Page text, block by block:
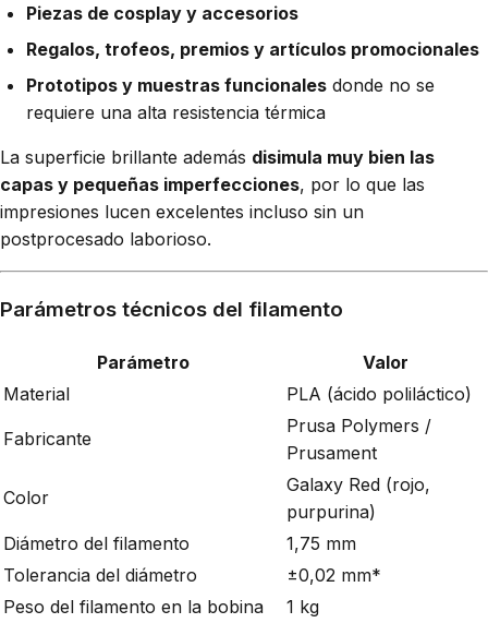
Piezas de cosplay y accesorios
Regalos, trofeos, premios y artículos promocionales
Prototipos y muestras funcionales donde no se
requiere una alta resistencia térmica
La superficie brillante además disimula muy bien las
capas y pequeñas imperfecciones, por lo que las
impresiones lucen excelentes incluso sin un
postprocesado laborioso.
Parámetros técnicos del filamento
Parámetro
Valor
Material
PLA (ácido poliláctico)
Fabricante
Prusa Polymers /
Prusament
Color
Galaxy Red (rojo,
purpurina)
Diámetro del filamento
1,75 mm
Tolerancia del diámetro
±0,02 mm*
Peso del filamento en la bobina
1 kg